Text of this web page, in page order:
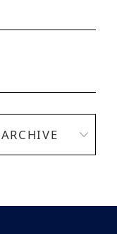
ARCHIVE